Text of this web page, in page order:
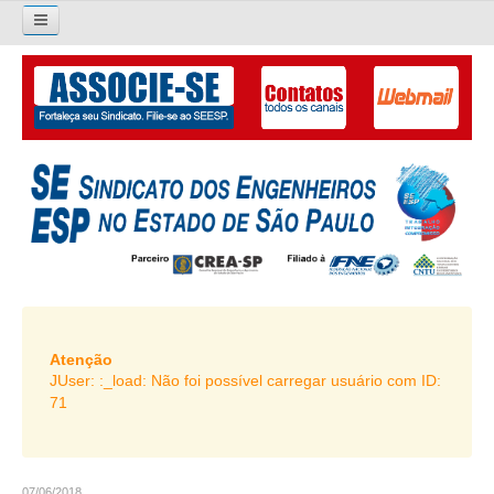
Pesquisar...
O SINDICATO
APRESENTAÇÃO
PALAVRA DO PRESIDENTE
DIRETORIA
LIVRO GESTÃO 2026-2029
SUBSEDES SINDICAIS
ORGANOGRAMA
Atenção
JUser: :_load: Não foi possível carregar usuário com ID:
71